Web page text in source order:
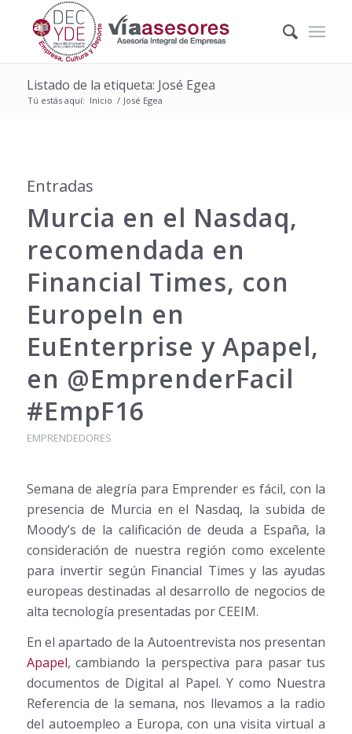
Listado de la etiqueta: José Egea
Tú estás aquí: Inicio / José Egea
Entradas
Murcia en el Nasdaq,
recomendada en
Financial Times, con
EuropeIn en
EuEnterprise y Apapel,
en @EmprenderFacil
#EmpF16
EMPRENDEDORES
Semana de alegría para Emprender es fácil, con la
presencia de Murcia en el Nasdaq, la subida de
Moody’s de la calificación de deuda a España, la
consideración de nuestra región como excelente
para invertir según Fïnancial Times y las ayudas
europeas destinadas al desarrollo de negocios de
alta tecnología presentadas por CEEIM.
En el apartado de la Autoentrevista nos presentan
Apapel, cambiando la perspectiva para pasar tus
documentos de Digital al Papel. Y como Nuestra
Referencia de la semana, nos llevamos a la radio
del autoempleo a Europa, con una visita virtual a